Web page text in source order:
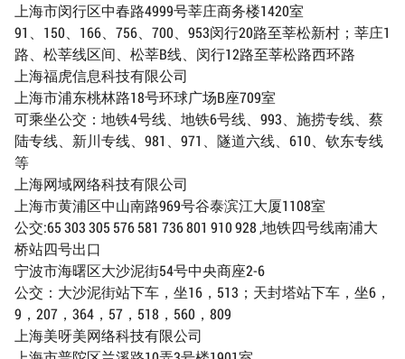
上海市闵行区中春路4999号莘庄商务楼1420室
91、150、166、756、700、953闵行20路至莘松新村；莘庄1
路、松莘线区间、松莘B线、闵行12路至莘松路西环路
上海福虎信息科技有限公司
上海市浦东桃林路18号环球广场B座709室
可乘坐公交：地铁4号线、地铁6号线、993、施捞专线、蔡
陆专线、新川专线、981、971、隧道六线、610、钦东专线
等
上海网域网络科技有限公司
上海市黄浦区中山南路969号谷泰滨江大厦1108室
公交:65 303 305 576 581 736 801 910 928 ,地铁四号线南浦大
桥站四号出口
宁波市海曙区大沙泥街54号中央商座2-6
公交：大沙泥街站下车，坐16，513；天封塔站下车，坐6，
9，207，364，57，518，560，809
上海美呀美网络科技有限公司